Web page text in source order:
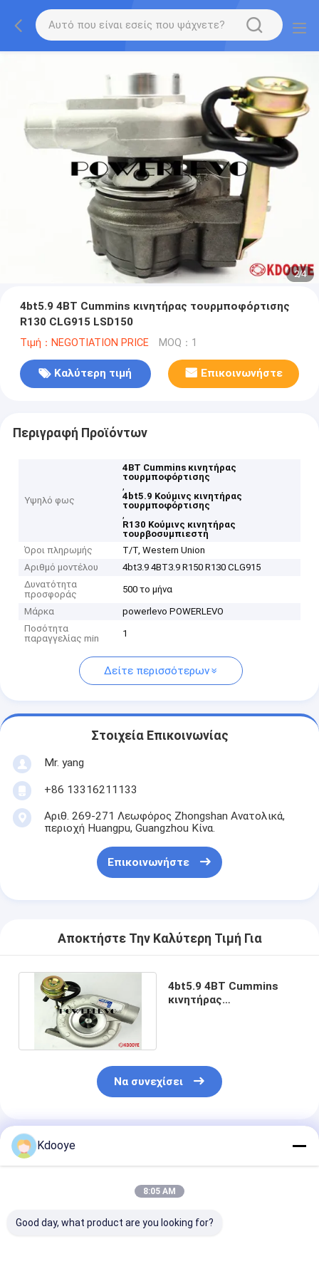
2/4
4bt5.9 4BT Cummins κινητήρας τουρμποφόρτισης
R130 CLG915 LSD150
Τιμή：NEGOTIATION PRICE MOQ：1
Καλύτερη τιμή Επικοινωνήστε
Περιγραφή Προϊόντων
Υψηλό φως
4BT Cummins κινητήρας
τουρμποφόρτισης
,
4bt5.9 Κούμινς κινητήρας
τουρμποφόρτισης
,
R130 Κούμινς κινητήρας
τουρβοσυμπιεστή
Όροι πληρωμής
T/T, Western Union
Αριθμό μοντέλου
4bt3.9 4BT3.9 R150 R130 CLG915
Δυνατότητα
προσφοράς
500 το μήνα
Μάρκα
powerlevo POWERLEVO
Ποσότητα
παραγγελίας min
1
Δείτε περισσότερων
Στοιχεία Επικοινωνίας
Mr. yang
+86 13316211133
Αριθ. 269-271 Λεωφόρος Zhongshan Ανατολικά,
περιοχή Huangpu, Guangzhou Κίνα.
Επικοινωνήστε
Αποκτήστε Την Καλύτερη Τιμή Για
4bt5.9 4BT Cummins
κινητήρας
Να συνεχίσει
Συνιστώμενα Προϊόντα
Kdooye
8:05 AM
Good day, what product are you looking for?